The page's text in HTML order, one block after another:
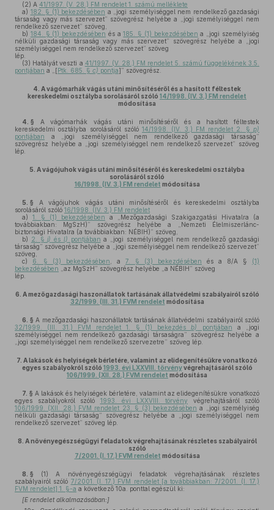
(2) A 41/1997. (V. 28.) FM rendelet 1. számú melléklete
a) 182. § (1) bekezdésében a „jogi személyiséggel nem rendelkező gazdasági
társaság vagy más szervezet” szövegrész helyébe a „jogi személyiséggel nem
rendelkező szervezet” szöveg,
b) 184. § (1) bekezdésében és a185. § (1) bekezdésében a „jogi személyiség
nélküli gazdasági társaság vagy más szervezet” szövegrész helyébe a „jogi
személyiséggel nem rendelkező szervezet” szöveg
lép.
(3) Hatályát veszti a 41/1997. (V. 28.) FM rendelet 5. számú függelékének 3.5.
pontjában a „[Ptk. 685. § c) pontja]” szövegrész.
4. A vágómarhák vágás utáni minősítéséről és a hasított féltestek
kereskedelmi osztályba sorolásáról szóló 14/1998. (IV. 3.) FM rendelet
módosítása
4. § A vágómarhák vágás utáni minősítéséről és a hasított féltestek
kereskedelmi osztályba sorolásáról szóló14/1998. (IV. 3.) FM rendelet 2. §p)
pontjában a „jogi személyiséggel nem rendelkező gazdasági társaság”
szövegrész helyébe a „jogi személyiséggel nem rendelkező szervezet” szöveg
lép.
5. A vágójuhok vágás utáni minősítéséről és kereskedelmi osztályba
sorolásáról szóló
16/1998. (IV. 3.) FM rendelet módosítása
5. § A vágójuhok vágás utáni minősítéséről és kereskedelmi osztályba
sorolásáról szóló 16/1998. (IV. 3.) FM rendelet
a)
1. § (1) bekezdésében a „Mezőgazdasági Szakigazgatási Hivatalra (a
továbbiakban: MgSzH)” szövegrész helyébe a „Nemzeti Élelmiszerlánc-
biztonsági Hivatalra (a továbbiakban: NÉBIH)” szöveg,
b) 2. §j) és l) pontjában a „jogi személyiséggel nem rendelkező gazdasági
társaság” szövegrész helyébe a „jogi személyiséggel nem rendelkező szervezet”
szöveg,
c)
6. § (3) bekezdésében , a 7. § (3) bekezdésében és a 8/A § (1)
bekezdésében „az MgSzH” szövegrész helyébe „a NÉBIH” szöveg
lép.
6. A mezőgazdasági haszonállatok tartásának állatvédelmi szabályairól szóló
32/1999. (III. 31.) FVM rendelet módosítása
6. § A mezőgazdasági haszonállatok tartásának állatvédelmi szabályairól szóló
32/1999. (III. 31.) FVM rendelet 1. § (1) bekezdésb) pontjában a „jogi
személyiséggel nem rendelkező gazdasági társaságra” szövegrész helyébe a
„jogi személyiséggel nem rendelkező szervezetre” szöveg lép.
7. A lakások és helyiségek bérletére, valamint az elidegenítésükre vonatkozó
egyes szabályokról szóló 1993. évi LXXVIII. törvényvégrehajtásáról szóló
106/1999. (XII. 28.) FVM rendelet módosítása
7. § A lakások és helyiségek bérletére, valamint az elidegenítésükre vonatkozó
egyes szabályokról szóló 1993. évi LXXVIII. törvény végrehajtásáról szóló
106/1999. (XII. 28.) FVM rendelet 23. § (3) bekezdésében a „jogi személyiség
nélküli gazdasági társaság” szövegrész helyébe a „jogi személyiséggel nem
rendelkező szervezet” szöveg lép.
8. A növényegészségügyi feladatok végrehajtásának részletes szabályairól
szóló
7/2001. (I. 17.) FVM rendelet módosítása
8. § (1) A növényegészségügyi feladatok végrehajtásának részletes
szabályairól szóló 7/2001. (I. 17.) FVM rendelet [a továbbiakban: 7/2001. (I. 17.)
FVM rendelet] 1. §-a a következő 10a. ponttal egészül ki:
[E rendelet alkalmazásában:]